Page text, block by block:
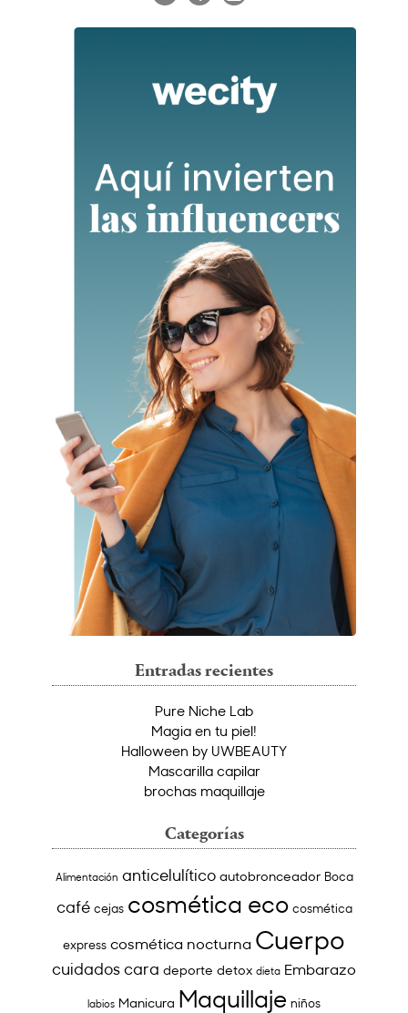
Entradas recientes
Pure Niche Lab
Magia en tu piel!
Halloween by UWBEAUTY
Mascarilla capilar
brochas maquillaje
Categorías
Alimentación anticelulítico autobronceador Boca
café cejas cosmética eco cosmética
express cosmética nocturna Cuerpo
cuidados cara deporte detox dieta Embarazo
labios Manicura Maquillaje niños